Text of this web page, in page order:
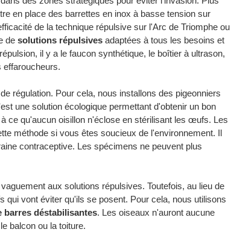
en place des barrettes en inox à basse tension sur
de la technique répulsive sur l'Arc de Triomphe ou
de solutions répulsives adaptées à tous les besoins et
il y a le faucon synthétique, le boîtier à ultrason,
effaroucheurs.
régulation. Pour cela, nous installons des pigeonniers
une solution écologique permettant d'obtenir un bon
ce qu'aucun oisillon n'éclose en stérilisant les œufs. Les
méthode si vous êtes soucieux de l'environnement. Il
contraceptive. Les spécimens ne peuvent plus
aux solutions répulsives. Toutefois, au lieu de
qui vont éviter qu'ils se posent. Pour cela, nous utilisons
barres déstabilisantes. Les oiseaux n'auront aucune
balcon ou la toiture.